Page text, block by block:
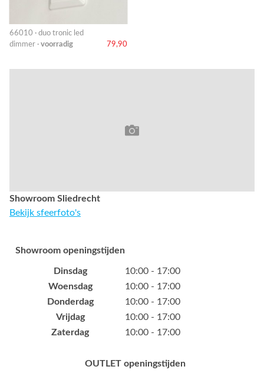
66010 · duo tronic led
dimmer · voorradig 79,90
Showroom Sliedrecht
Bekijk sfeerfoto's
Showroom openingstijden
Dinsdag
10:00 - 17:00
Woensdag
10:00 - 17:00
Donderdag
10:00 - 17:00
Vrijdag
10:00 - 17:00
Zaterdag
10:00 - 17:00
OUTLET openingstijden